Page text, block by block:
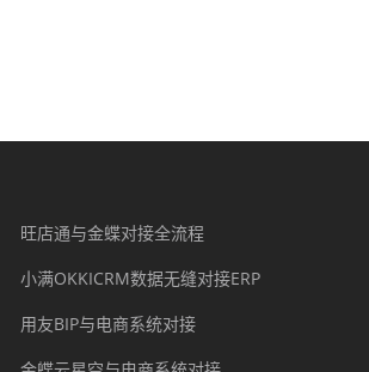
旺店通与金蝶对接全流程
小满OKKICRM数据无缝对接ERP
用友BIP与电商系统对接